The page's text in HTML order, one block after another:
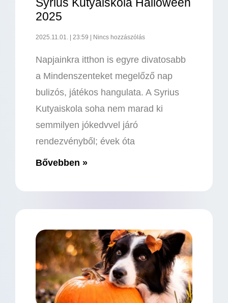
2025
2025.11.01. 23:59 Nincs hozzászólás
Napjainkra itthon is egyre divatosabb
a Mindenszenteket megelőző nap
bulizós, játékos hangulata. A Syrius
Kutyaiskola soha nem marad ki
semmilyen jókedvvel járó
rendezvényből; évek óta
Bővebben »